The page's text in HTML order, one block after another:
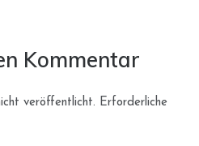
Kommentar
veröffentlicht. Erforderliche